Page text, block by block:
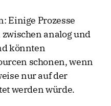
Einige Prozesse
analog und
könnten
schonen, wenn
nur auf der
werden würde.